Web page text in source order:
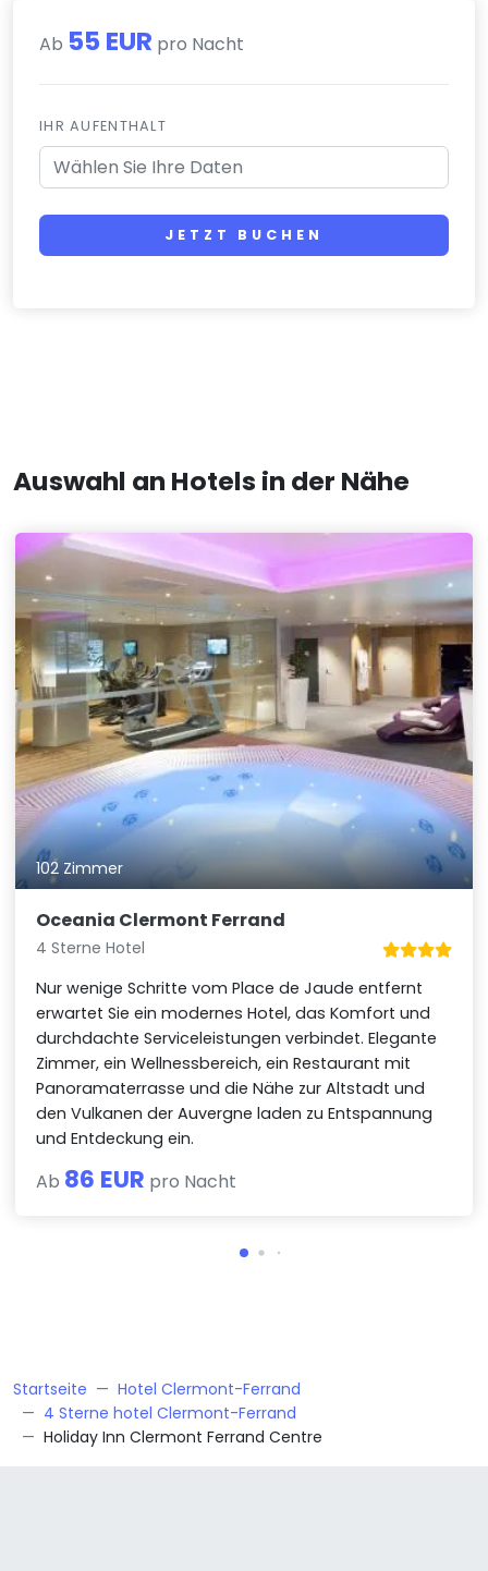
Ab 55 EUR pro Nacht
IHR AUFENTHALT
JETZT BUCHEN
Auswahl an Hotels in der Nähe
102 Zimmer
Oceania Clermont Ferrand
4 Sterne Hotel
Nur wenige Schritte vom Place de Jaude entfernt
erwartet Sie ein modernes Hotel, das Komfort und
durchdachte Serviceleistungen verbindet. Elegante
Zimmer, ein Wellnessbereich, ein Restaurant mit
Panoramaterrasse und die Nähe zur Altstadt und
den Vulkanen der Auvergne laden zu Entspannung
und Entdeckung ein.
Ab 86 EUR pro Nacht
Startseite
Hotel Clermont-Ferrand
4 Sterne hotel Clermont-Ferrand
Holiday Inn Clermont Ferrand Centre